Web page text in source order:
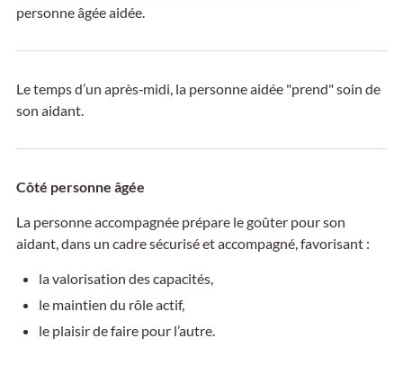
personne âgée aidée.
Le temps d’un après‑midi, la personne aidée "prend" soin de
son aidant.
Côté personne âgée
La personne accompagnée prépare le goûter pour son
aidant, dans un cadre sécurisé et accompagné, favorisant :
la valorisation des capacités,
le maintien du rôle actif,
le plaisir de faire pour l’autre.